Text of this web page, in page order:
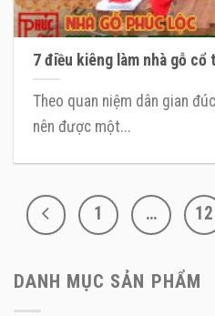
7 điều kiêng làm nhà gỗ cổ
Theo quan niệm dân gian
nên được một...
1 … 12
DANH MỤC SẢN PHẨM